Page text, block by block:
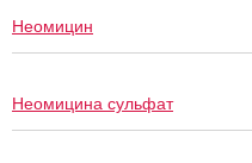
Неомицин
Неомицина сульфат